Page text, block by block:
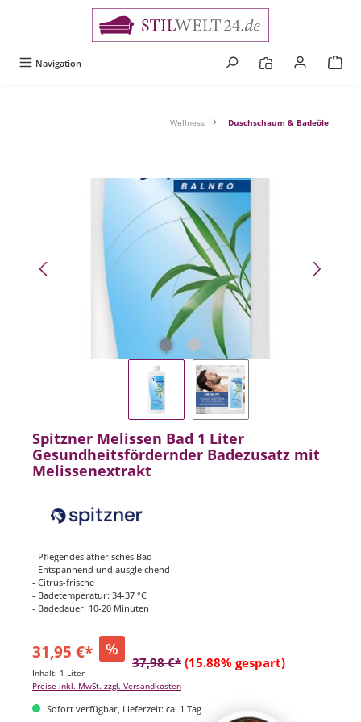
Navigation
Wellness Duschschaum & Badeöle
Bildergalerie überspringen
Spitzner Melissen Bad 1 Liter
Gesundheitsfördernder Badezusatz mit
Melissenextrakt
- Pflegendes ätherisches Bad
- Entspannend und ausgleichend
- Citrus-frische
- Badetemperatur: 34-37 °C
- Badedauer: 10-20 Minuten
31,95 €* %
37,98 €* (15.88% gespart)
Inhalt: 1 Liter
Preise inkl. MwSt. zzgl. Versandkosten
Sofort verfügbar, Lieferzeit: ca. 1 Tag